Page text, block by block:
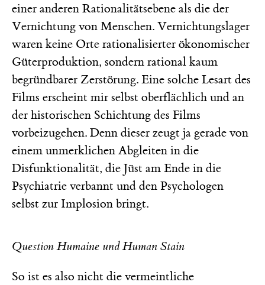
einer anderen Rationalitäts­ebene als die der
Vernichtung von Menschen. Vernichtungslager
waren keine Orte ­rationalisierter ökonomischer
Güterproduktion, sondern rational kaum
begründbarer Zerstörung. Eine solche Lesart des
Films erscheint mir selbst oberflächlich und an
der historischen Schichtung des Films
vorbeizugehen. Denn dieser zeugt ja gerade von
einem unmerklichen Abgleiten in die
Disfunktionalität, die Jüst am Ende in die
Psychiatrie verbannt und den Psychologen
selbst zur Implosion bringt.
Question Humaine und Human Stain
So ist es also nicht die vermeintliche